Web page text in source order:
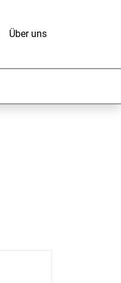
Über uns